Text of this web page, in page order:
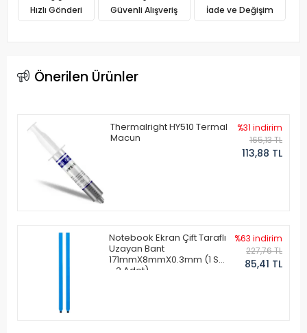
Hızlı Gönderi Güvenli Alışveriş İade ve Değişim
Önerilen Ürünler
Thermalright HY510 Termal
Macun
%31 indirim
165,13 TL
113,88 TL
Notebook Ekran Çift Taraflı
Uzayan Bant
171mmX8mmX0.3mm (1 Set
- 2 Adet)
%63 indirim
227,76 TL
85,41 TL